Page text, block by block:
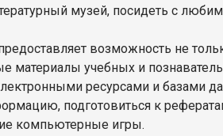
музей, посидеть с
возможность не
материалы учебных и
ресурсами и базами
подготовиться к
компьютерные игры.